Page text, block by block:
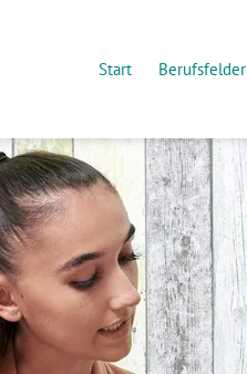
Start Berufsfelder